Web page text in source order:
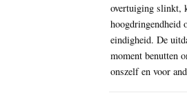
overtuiging slinkt,
hoogdringendheid
eindigheid. De
moment benutten
onszelf en voor